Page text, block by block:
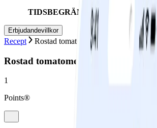
TIDSBEGRÄNSAT ERBJUDANDE:
Erbjudandevillkor
Recept Rostad tomatomelett med basilika
Rostad tomatomelett med basilika
1
Points®